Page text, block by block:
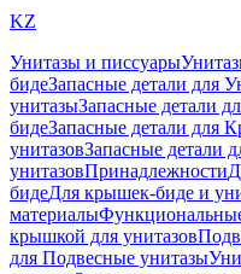
KZ
Унитазы и писсуары
бидеЗапасные детали для
унитазыЗапасные детали
бидеЗапасные детали для
унитазовЗапасные детали
унитазовПринадлежности
бидеДля крышек-биде и
материалы
крышкой для унитазов
для Подвесные унитазы